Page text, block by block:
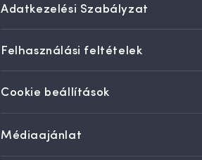
Adatkezelési Szabályzat
Felhasználási feltételek
Cookie beállítások
Médiaajánlat